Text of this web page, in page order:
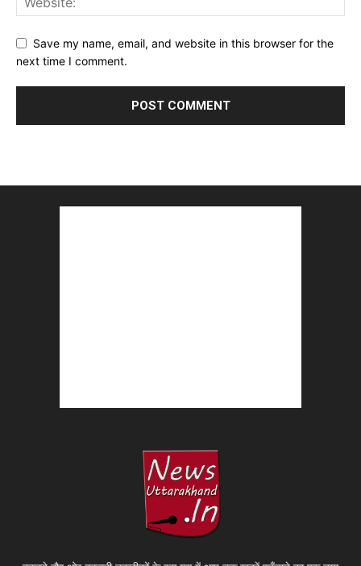
Save my name, email, and website in this browser for the
next time I comment.